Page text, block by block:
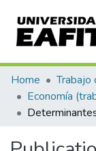
Communities &
All of DSpace
Home Trabajo
Economía